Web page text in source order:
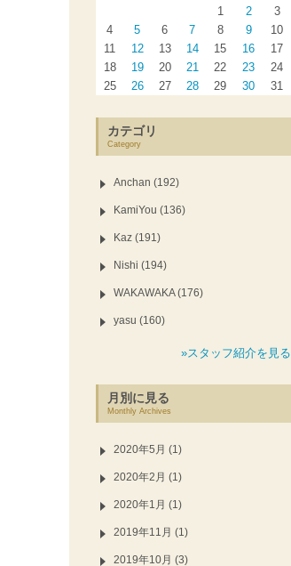
1
2
3
4
5 6 7 8 9
10
11
12 13 14 15 16
17
18
19 20 21 22 23
24
25
26 27 28 29 30 31
カテゴリ
Category
Anchan (192)
KamiYou (136)
Kaz (191)
Nishi (194)
WAKAWAKA (176)
yasu (160)
»スタッフ紹介を見る
月別に見る
Monthly Archives
2020年5月 (1)
2020年2月 (1)
2020年1月 (1)
2019年11月 (1)
2019年10月 (3)